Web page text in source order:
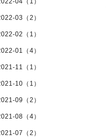
03（2）
02（1）
01（4）
11（1）
10（1）
09（2）
08（4）
07（2）